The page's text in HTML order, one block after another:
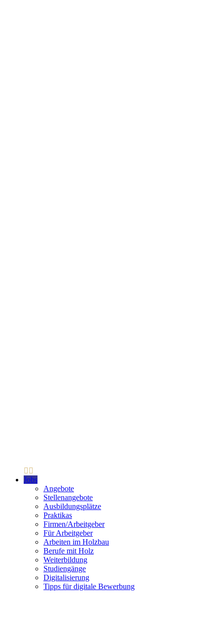
Jobs
Angebote
Stellenangebote
Ausbildungsplätze
Praktikas
Firmen/Arbeitgeber
Für Arbeitgeber
Arbeiten im Holzbau
Berufe mit Holz
Weiterbildung
Studiengänge
Digitalisierung
Tipps für digitale Bewerbung